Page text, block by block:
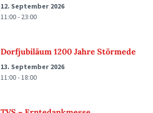
12. September 2026
11:00 - 23:00
Dorfjubiläum 1200 Jahre Störmede
13. September 2026
11:00 - 18:00